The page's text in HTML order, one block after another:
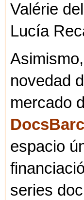
Valérie
Lucía
novedad
mercado
espacio
series